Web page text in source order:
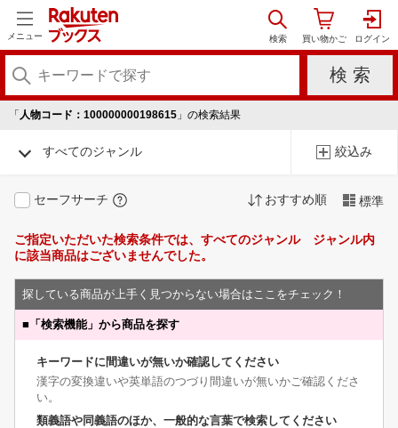
メニュー
「 人物コード：100000000198615 」の検索結果
すべてのジャンル 絞込み
セーフサーチ おすすめ順 標準
ご指定いただいた検索条件では、すべてのジャンル ジャンル内
に該当商品はございませんでした。
探している商品が上手く見つからない場合はここをチェック！
■ 「検索機能」から商品を探す
キーワードに間違いが無いか確認してください
漢字の変換違いや英単語のつづり間違いが無いかご確認くださ
い。
類義語や同義語のほか、一般的な言葉で検索してください